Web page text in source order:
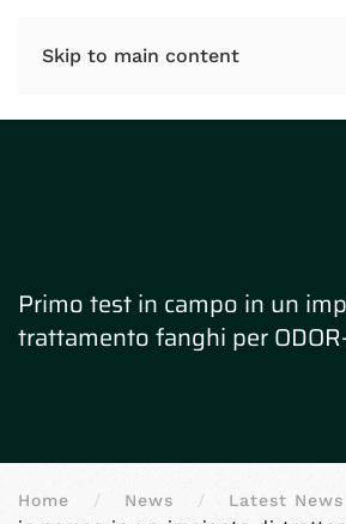
Skip to main content
Primo test in campo in un
trattamento fanghi per
Home News Latest News